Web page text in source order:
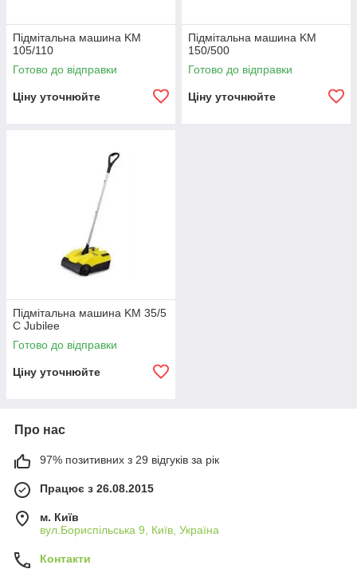
Підмітальна машина KM
105/110
Готово до відправки
Ціну уточнюйте
Підмітальна машина KM
150/500
Готово до відправки
Ціну уточнюйте
Підмітальна машина KM 35/5
C Jubilee
Готово до відправки
Ціну уточнюйте
Про нас
97% позитивних з 29 відгуків за рік
Працює з 26.08.2015
м. Київ
вул.Бориспільська 9, Київ, Україна
Контакти